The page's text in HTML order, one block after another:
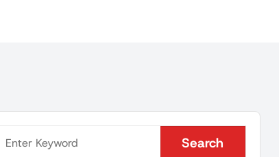
Search